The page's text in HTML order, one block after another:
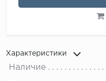
Характеристики
Наличие